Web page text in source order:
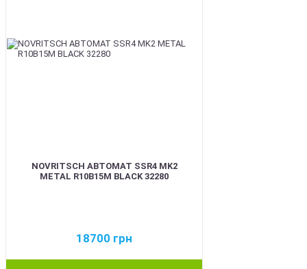
NOVRITSCH АВТОМАТ SSR4 MK2
METAL R10B15M BLACK 32280
18700 грн